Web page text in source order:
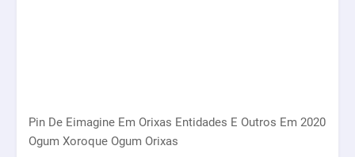
Pin De Eimagine Em Orixas Entidades E Outros Em 2020
Ogum Xoroque Ogum Orixas